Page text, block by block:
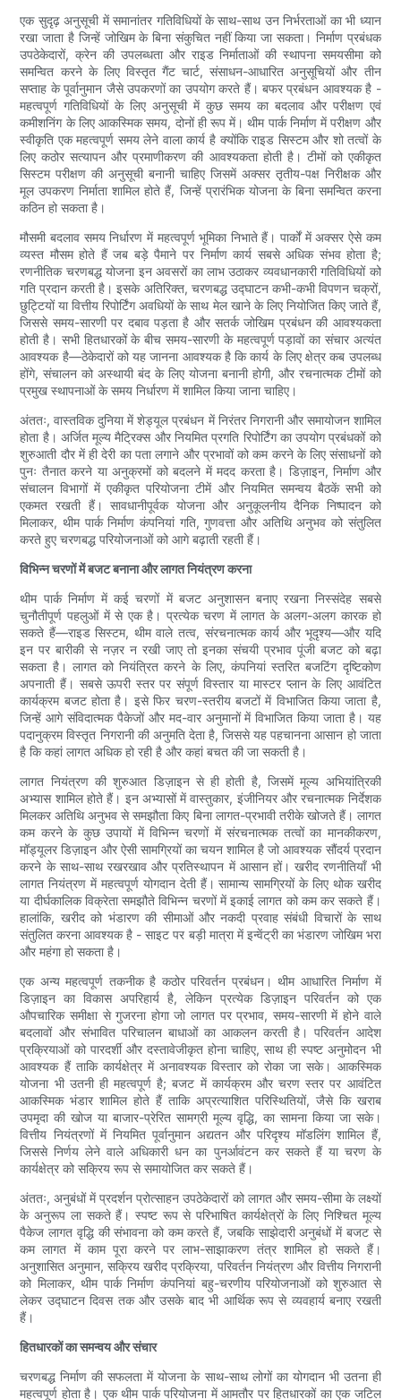
एक सुदृढ़ अनुसूची में समानांतर गतिविधियों के साथ-साथ उन निर्भरताओं का भी ध्यान
रखा जाता है जिन्हें जोखिम के बिना संकुचित नहीं किया जा सकता। निर्माण प्रबंधक
उपठेकेदारों, क्रेन की उपलब्धता और राइड निर्माताओं की स्थापना समयसीमा को
समन्वित करने के लिए विस्तृत गैंट चार्ट, संसाधन-आधारित अनुसूचियों और तीन
सप्ताह के पूर्वानुमान जैसे उपकरणों का उपयोग करते हैं। बफर प्रबंधन आवश्यक है -
महत्वपूर्ण गतिविधियों के लिए अनुसूची में कुछ समय का बदलाव और परीक्षण एवं
कमीशनिंग के लिए आकस्मिक समय, दोनों ही रूप में। थीम पार्क निर्माण में परीक्षण और
स्वीकृति एक महत्वपूर्ण समय लेने वाला कार्य है क्योंकि राइड सिस्टम और शो तत्वों के
लिए कठोर सत्यापन और प्रमाणीकरण की आवश्यकता होती है। टीमों को एकीकृत
सिस्टम परीक्षण की अनुसूची बनानी चाहिए जिसमें अक्सर तृतीय-पक्ष निरीक्षक और
मूल उपकरण निर्माता शामिल होते हैं, जिन्हें प्रारंभिक योजना के बिना समन्वित करना
कठिन हो सकता है।
मौसमी बदलाव समय निर्धारण में महत्वपूर्ण भूमिका निभाते हैं। पार्कों में अक्सर ऐसे कम
व्यस्त मौसम होते हैं जब बड़े पैमाने पर निर्माण कार्य सबसे अधिक संभव होता है;
रणनीतिक चरणबद्ध योजना इन अवसरों का लाभ उठाकर व्यवधानकारी गतिविधियों को
गति प्रदान करती है। इसके अतिरिक्त, चरणबद्ध उद्घाटन कभी-कभी विपणन चक्रों,
छुट्टियों या वित्तीय रिपोर्टिंग अवधियों के साथ मेल खाने के लिए नियोजित किए जाते हैं,
जिससे समय-सारणी पर दबाव पड़ता है और सतर्क जोखिम प्रबंधन की आवश्यकता
होती है। सभी हितधारकों के बीच समय-सारणी के महत्वपूर्ण पड़ावों का संचार अत्यंत
आवश्यक है—ठेकेदारों को यह जानना आवश्यक है कि कार्य के लिए क्षेत्र कब उपलब्ध
होंगे, संचालन को अस्थायी बंद के लिए योजना बनानी होगी, और रचनात्मक टीमों को
प्रमुख स्थापनाओं के समय निर्धारण में शामिल किया जाना चाहिए।
अंततः, वास्तविक दुनिया में शेड्यूल प्रबंधन में निरंतर निगरानी और समायोजन शामिल
होता है। अर्जित मूल्य मैट्रिक्स और नियमित प्रगति रिपोर्टिंग का उपयोग प्रबंधकों को
शुरुआती दौर में ही देरी का पता लगाने और प्रभावों को कम करने के लिए संसाधनों को
पुनः तैनात करने या अनुक्रमों को बदलने में मदद करता है। डिज़ाइन, निर्माण और
संचालन विभागों में एकीकृत परियोजना टीमें और नियमित समन्वय बैठकें सभी को
एकमत रखती हैं। सावधानीपूर्वक योजना और अनुकूलनीय दैनिक निष्पादन को
मिलाकर, थीम पार्क निर्माण कंपनियां गति, गुणवत्ता और अतिथि अनुभव को संतुलित
करते हुए चरणबद्ध परियोजनाओं को आगे बढ़ाती रहती हैं।
विभिन्न चरणों में बजट बनाना और लागत नियंत्रण करना
थीम पार्क निर्माण में कई चरणों में बजट अनुशासन बनाए रखना निस्संदेह सबसे
चुनौतीपूर्ण पहलुओं में से एक है। प्रत्येक चरण में लागत के अलग-अलग कारक हो
सकते हैं—राइड सिस्टम, थीम वाले तत्व, संरचनात्मक कार्य और भूदृश्य—और यदि
इन पर बारीकी से नज़र न रखी जाए तो इनका संचयी प्रभाव पूंजी बजट को बढ़ा
सकता है। लागत को नियंत्रित करने के लिए, कंपनियां स्तरित बजटिंग दृष्टिकोण
अपनाती हैं। सबसे ऊपरी स्तर पर संपूर्ण विस्तार या मास्टर प्लान के लिए आवंटित
कार्यक्रम बजट होता है। इसे फिर चरण-स्तरीय बजटों में विभाजित किया जाता है,
जिन्हें आगे संविदात्मक पैकेजों और मद-वार अनुमानों में विभाजित किया जाता है। यह
पदानुक्रम विस्तृत निगरानी की अनुमति देता है, जिससे यह पहचानना आसान हो जाता
है कि कहां लागत अधिक हो रही है और कहां बचत की जा सकती है।
लागत नियंत्रण की शुरुआत डिज़ाइन से ही होती है, जिसमें मूल्य अभियांत्रिकी
अभ्यास शामिल होते हैं। इन अभ्यासों में वास्तुकार, इंजीनियर और रचनात्मक निर्देशक
मिलकर अतिथि अनुभव से समझौता किए बिना लागत-प्रभावी तरीके खोजते हैं। लागत
कम करने के कुछ उपायों में विभिन्न चरणों में संरचनात्मक तत्वों का मानकीकरण,
मॉड्यूलर डिज़ाइन और ऐसी सामग्रियों का चयन शामिल है जो आवश्यक सौंदर्य प्रदान
करने के साथ-साथ रखरखाव और प्रतिस्थापन में आसान हों। खरीद रणनीतियाँ भी
लागत नियंत्रण में महत्वपूर्ण योगदान देती हैं। सामान्य सामग्रियों के लिए थोक खरीद
या दीर्घकालिक विक्रेता समझौते विभिन्न चरणों में इकाई लागत को कम कर सकते हैं।
हालांकि, खरीद को भंडारण की सीमाओं और नकदी प्रवाह संबंधी विचारों के साथ
संतुलित करना आवश्यक है - साइट पर बड़ी मात्रा में इन्वेंट्री का भंडारण जोखिम भरा
और महंगा हो सकता है।
एक अन्य महत्वपूर्ण तकनीक है कठोर परिवर्तन प्रबंधन। थीम आधारित निर्माण में
डिज़ाइन का विकास अपरिहार्य है, लेकिन प्रत्येक डिज़ाइन परिवर्तन को एक
औपचारिक समीक्षा से गुजरना होगा जो लागत पर प्रभाव, समय-सारणी में होने वाले
बदलावों और संभावित परिचालन बाधाओं का आकलन करती है। परिवर्तन आदेश
प्रक्रियाओं को पारदर्शी और दस्तावेजीकृत होना चाहिए, साथ ही स्पष्ट अनुमोदन भी
आवश्यक हैं ताकि कार्यक्षेत्र में अनावश्यक विस्तार को रोका जा सके। आकस्मिक
योजना भी उतनी ही महत्वपूर्ण है; बजट में कार्यक्रम और चरण स्तर पर आवंटित
आकस्मिक भंडार शामिल होते हैं ताकि अप्रत्याशित परिस्थितियों, जैसे कि खराब
उपमृदा की खोज या बाजार-प्रेरित सामग्री मूल्य वृद्धि, का सामना किया जा सके।
वित्तीय नियंत्रणों में नियमित पूर्वानुमान अद्यतन और परिदृश्य मॉडलिंग शामिल हैं,
जिससे निर्णय लेने वाले अधिकारी धन का पुनर्आवंटन कर सकते हैं या चरण के
कार्यक्षेत्र को सक्रिय रूप से समायोजित कर सकते हैं।
अंततः, अनुबंधों में प्रदर्शन प्रोत्साहन उपठेकेदारों को लागत और समय-सीमा के लक्ष्यों
के अनुरूप ला सकते हैं। स्पष्ट रूप से परिभाषित कार्यक्षेत्रों के लिए निश्चित मूल्य
पैकेज लागत वृद्धि की संभावना को कम करते हैं, जबकि साझेदारी अनुबंधों में बजट से
कम लागत में काम पूरा करने पर लाभ-साझाकरण तंत्र शामिल हो सकते हैं।
अनुशासित अनुमान, सक्रिय खरीद प्रक्रिया, परिवर्तन नियंत्रण और वित्तीय निगरानी
को मिलाकर, थीम पार्क निर्माण कंपनियां बहु-चरणीय परियोजनाओं को शुरुआत से
लेकर उद्घाटन दिवस तक और उसके बाद भी आर्थिक रूप से व्यवहार्य बनाए रखती
हैं।
हितधारकों का समन्वय और संचार
चरणबद्ध निर्माण की सफलता में योजना के साथ-साथ लोगों का योगदान भी उतना ही
महत्वपूर्ण होता है। एक थीम पार्क परियोजना में आमतौर पर हितधारकों का एक जटिल